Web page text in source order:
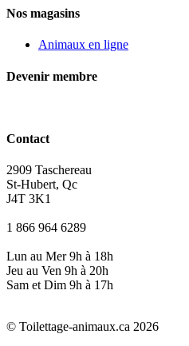
Nos magasins
Animaux en ligne
Devenir membre
Contact
2909 Taschereau
St-Hubert, Qc
J4T 3K1
1 866 964 6289
Lun au Mer 9h à 18h
Jeu au Ven 9h à 20h
Sam et Dim 9h à 17h
© Toilettage-animaux.ca 2026